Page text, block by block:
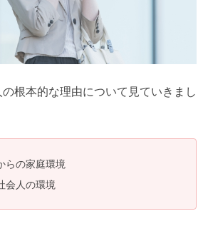
根本的な理由について見ていきまし
の家庭環境
人の環境